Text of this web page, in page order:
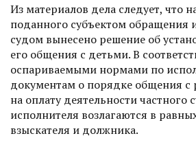
Из материалов дела следует, что
поданного субъектом обращения
судом вынесено решение об
его общения с детьми. В
оспариваемыми нормами по
документам о порядке общения с
на оплату деятельности частного
исполнителя возлагаются в
взыскателя и должника.